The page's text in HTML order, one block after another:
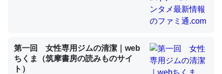
─ニュース :: 【研究発表】昆虫学の大問題＝「昆虫はなぜ海にいな
第一回 女性専用ジムの清潔｜web
ちくま（筑摩書房の読みものサイ
ト）